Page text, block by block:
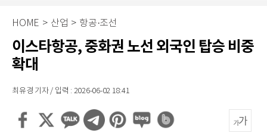
HOME > 산업 > 항공·조선
이스타항공, 중화권 노선 외국인 탑승 비중
확대
최유경 기자 / 입력 : 2026-06-02 18:41